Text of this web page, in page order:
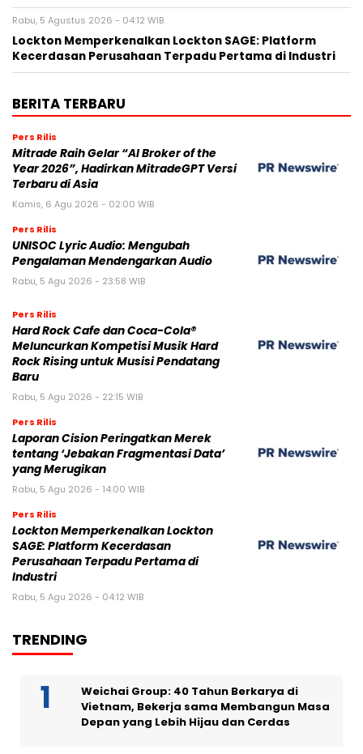
Rabu, 5 Agustus 2026 - 04:12 WIB
Lockton Memperkenalkan Lockton SAGE: Platform
Kecerdasan Perusahaan Terpadu Pertama di Industri
BERITA TERBARU
Pers Rilis
Mitrade Raih Gelar “AI Broker of the
Year 2026”, Hadirkan MitradeGPT Versi
Terbaru di Asia
Kamis, 6 Agu 2026 - 02:00 WIB
Pers Rilis
UNISOC Lyric Audio: Mengubah
Pengalaman Mendengarkan Audio
Rabu, 5 Agu 2026 - 23:58 WIB
Pers Rilis
Hard Rock Cafe dan Coca-Cola®
Meluncurkan Kompetisi Musik Hard
Rock Rising untuk Musisi Pendatang
Baru
Rabu, 5 Agu 2026 - 22:15 WIB
Pers Rilis
Laporan Cision Peringatkan Merek
tentang ‘Jebakan Fragmentasi Data’
yang Merugikan
Rabu, 5 Agu 2026 - 14:00 WIB
Pers Rilis
Lockton Memperkenalkan Lockton
SAGE: Platform Kecerdasan
Perusahaan Terpadu Pertama di
Industri
Rabu, 5 Agu 2026 - 04:12 WIB
TRENDING
Weichai Group: 40 Tahun Berkarya di
Vietnam, Bekerja sama Membangun Masa
Depan yang Lebih Hijau dan Cerdas